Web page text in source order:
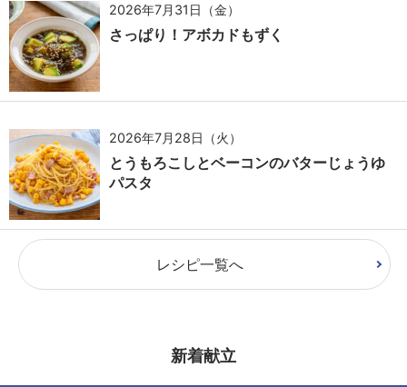
2026年7月31日（金）
さっぱり！アボカドもずく
2026年7月28日（火）
とうもろこしとベーコンのバターじょうゆ
パスタ
レシピ一覧へ
新着献立